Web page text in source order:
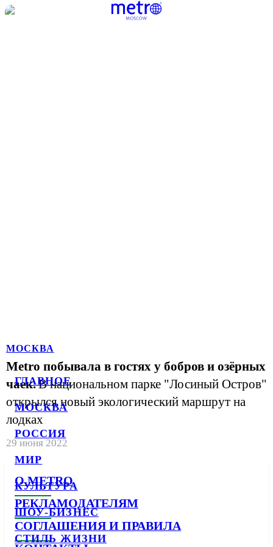
ГЛАВНОЕ
МОСКВА
РОССИЯ
МИР
КУЛЬТУРА
ШОУ-БИЗНЕС
СТИЛЬ ЖИЗНИ
МОСКВА
Metro побывала в гостях у бобров и озёрных
чаек.В национальном парке "Лосиный Остров"
открылся новый экологический маршрут на
лодках
29 июня 2022
О METRO
РЕКЛАМОДАТЕЛЯМ
СОГЛАШЕНИЯ И ПРАВИЛА